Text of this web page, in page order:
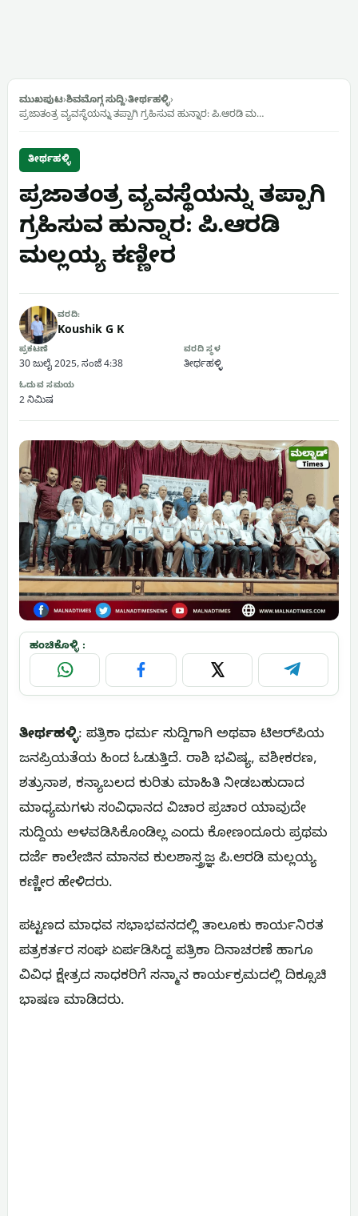
ಮುಖಪುಟ›ಶಿವಮೊಗ್ಗ ಸುದ್ದಿ›ತೀರ್ಥಹಳ್ಳಿ›
ಪ್ರಜಾತಂತ್ರ ವ್ಯವಸ್ಥೆಯನ್ನು ತಪ್ಪಾಗಿ ಗ್ರಹಿಸುವ ಹುನ್ನಾರ: ಪಿ.ಆರಡಿ ಮ…
ತೀರ್ಥಹಳ್ಳಿ
ಪ್ರಜಾತಂತ್ರ ವ್ಯವಸ್ಥೆಯನ್ನು ತಪ್ಪಾಗಿ
ಗ್ರಹಿಸುವ ಹುನ್ನಾರ: ಪಿ.ಆರಡಿ
ಮಲ್ಲಯ್ಯ ಕಣ್ಣೀರ
ವರದಿ:
Koushik G K
ಪ್ರಕಟಣೆ
30 ಜುಲೈ 2025, ಸಂಜೆ 4:38
ವರದಿ ಸ್ಥಳ
ತೀರ್ಥಹಳ್ಳಿ
ಓದುವ ಸಮಯ
2 ನಿಮಿಷ
ಹಂಚಿಕೊಳ್ಳಿ :
WhatsApp Facebook X Telegram
ತೀರ್ಥಹಳ್ಳಿ: ಪತ್ರಿಕಾ ಧರ್ಮ ಸುದ್ದಿಗಾಗಿ ಅಥವಾ ಟಿಆರ್‌ಪಿಯ
ಜನಪ್ರಿಯತೆಯ ಹಿಂದ ಓಡುತ್ತಿದೆ. ರಾಶಿ ಭವಿಷ್ಯ, ವಶೀಕರಣ,
ಶತ್ರುನಾಶ, ಕನ್ಯಾಬಲದ ಕುರಿತು ಮಾಹಿತಿ ನೀಡಬಹುದಾದ
ಮಾಧ್ಯಮಗಳು ಸಂವಿಧಾನದ ವಿಚಾರ ಪ್ರಚಾರ ಯಾವುದೇ
ಸುದ್ದಿಯ ಅಳವಡಿಸಿಕೊಂಡಿಲ್ಲ ಎಂದು ಕೋಣಂದೂರು ಪ್ರಥಮ
ದರ್ಜೆ ಕಾಲೇಜಿನ ಮಾನವ ಕುಲಶಾಸ್ತ್ರಜ್ಞ ಪಿ.ಆರಡಿ ಮಲ್ಲಯ್ಯ
ಕಣ್ಣೀರ ಹೇಳಿದರು.
ಪಟ್ಟಣದ ಮಾಧವ ಸಭಾಭವನದಲ್ಲಿ ತಾಲೂಕು ಕಾರ್ಯನಿರತ
ಪತ್ರಕರ್ತರ ಸಂಘ ಏರ್ಪಡಿಸಿದ್ದ ಪತ್ರಿಕಾ ದಿನಾಚರಣೆ ಹಾಗೂ
ವಿವಿಧ ಕ್ಷೇತ್ರದ ಸಾಧಕರಿಗೆ ಸನ್ಮಾನ ಕಾರ್ಯಕ್ರಮದಲ್ಲಿ ದಿಕ್ಸೂಚಿ
ಭಾಷಣ ಮಾಡಿದರು.